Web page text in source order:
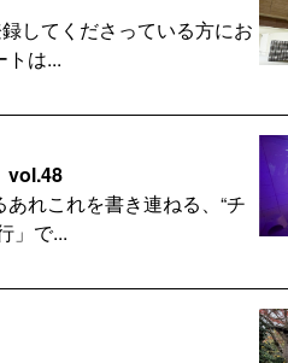
してくださっている方にお
トは...
vol.48
れこれを書き連ねる、“チ
」で...